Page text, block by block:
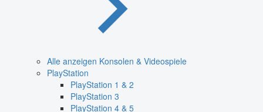
Alle anzeigen Konsolen & Videospiele
PlayStation
PlayStation 1 & 2
PlayStation 3
PlayStation 4 & 5